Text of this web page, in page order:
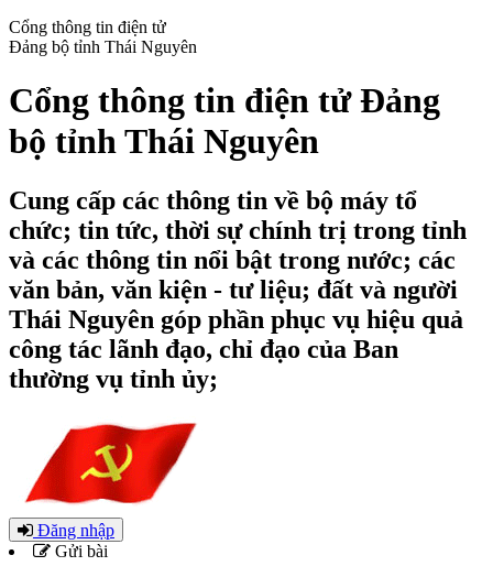
Cổng thông tin điện tử
Đảng bộ tỉnh Thái Nguyên
Cổng thông tin điện tử Đảng
bộ tỉnh Thái Nguyên
Cung cấp các thông tin về bộ máy tổ
chức; tin tức, thời sự chính trị trong tỉnh
và các thông tin nổi bật trong nước; các
văn bản, văn kiện - tư liệu; đất và người
Thái Nguyên góp phần phục vụ hiệu quả
công tác lãnh đạo, chỉ đạo của Ban
thường vụ tỉnh ủy;
Đăng nhập
Gửi bài